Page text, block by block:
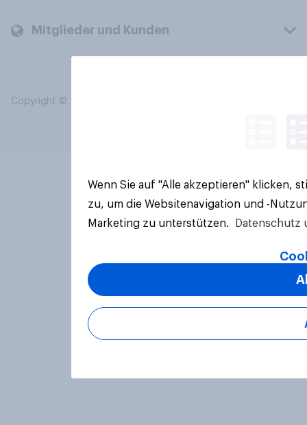
Mitglieder und Kunden
Copyright © 2026 YouGov PLC. Alle Rechte vorbehalten.
Wenn Sie auf "Alle akzeptieren" klicken,
zu, um die Websitenavigation und -
Marketing zu unterstützen.
Datenschutz